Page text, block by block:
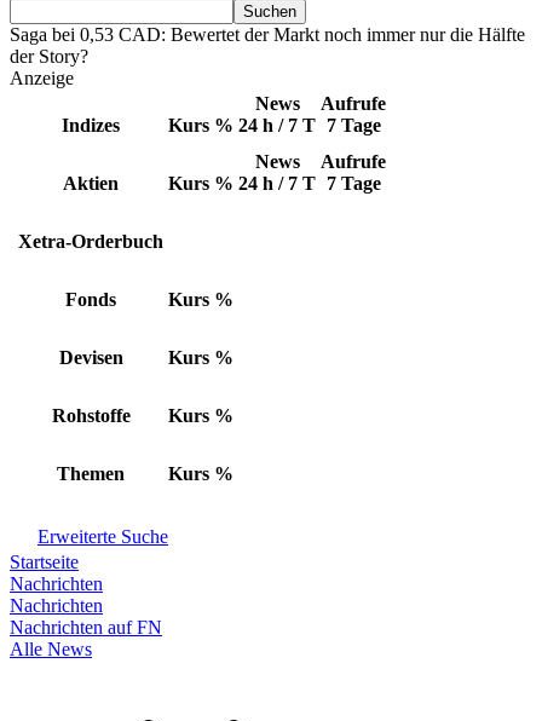
Saga bei 0,53 CAD: Bewertet der Markt noch immer nur die Hälfte
der Story?
Anzeige
Indizes Kurs %
News
24 h / 7 T
Aufrufe
7 Tage
Aktien Kurs %
News
24 h / 7 T
Aufrufe
7 Tage
Xetra-Orderbuch
Fonds Kurs %
Devisen Kurs %
Rohstoffe Kurs %
Themen Kurs %
Erweiterte Suche
Startseite
Nachrichten
Nachrichten
Nachrichten auf FN
Alle News